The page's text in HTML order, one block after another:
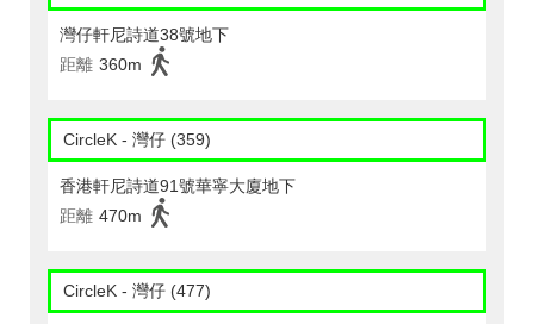
灣仔軒尼詩道38號地下
距離 360m
CircleK - 灣仔 (359)
香港軒尼詩道91號華寧大廈地下
距離 470m
CircleK - 灣仔 (477)